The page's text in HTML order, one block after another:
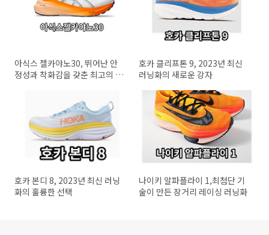
아식스 젤카야노30, 뛰어난 안
정성과 착화감을 갖춘 최고의 러
호카 클리프톤 9, 2023년 최신
러닝화의 새로운 강자
호카 본디 8, 2023년 최신 러닝
화의 훌륭한 선택
나이키 알파플라이 1,최첨단 기
술이 만든 장거리 레이싱 러닝화